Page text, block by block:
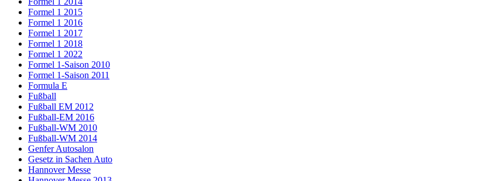
Formel 1 2015
Formel 1 2016
Formel 1 2017
Formel 1 2018
Formel 1 2022
Formel 1-Saison 2010
Formel 1-Saison 2011
Formula E
Fußball
Fußball EM 2012
Fußball-EM 2016
Fußball-WM 2010
Fußball-WM 2014
Genfer Autosalon
Gesetz in Sachen Auto
Hannover Messe